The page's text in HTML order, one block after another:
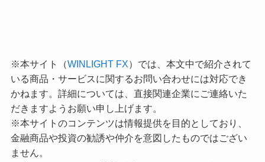
※本サイト（WINLIGHT FX）では、本文中で紹介されて
いる商品・サービスに関するお問い合わせには対応でき
かねます。詳細については、直接関連企業にご連絡いた
だきますようお願い申し上げます。
※本サイトのコンテンツは情報提供を目的としており、
金融商品や投資の勧誘や仲介を意図したものではござい
ません。